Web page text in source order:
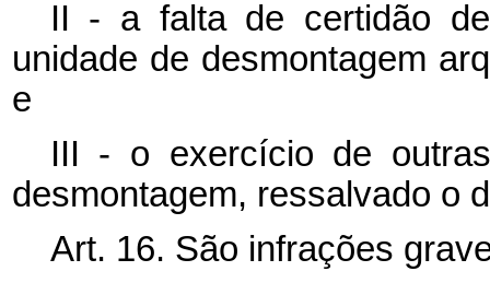
II - a falta de certidão
unidade de desmontagem
e
III - o exercício de
desmontagem, ressalvado o
Art. 16. São infrações